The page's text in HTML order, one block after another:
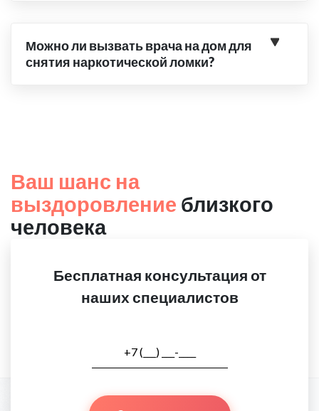
Можно ли вызвать врача на дом для
снятия наркотической ломки?
Ваш шанс на
выздоровление близкого
человека
Бесплатная консультация от
наших специалистов